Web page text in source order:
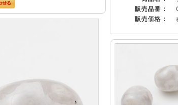
販売品番 :
販売価格 :